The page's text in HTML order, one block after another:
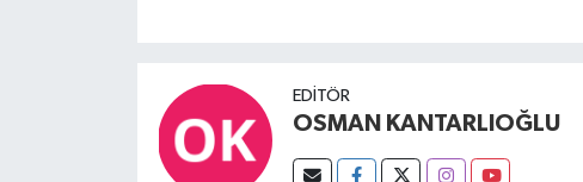
EDITÖR
OSMAN KANTARLIOĞLU